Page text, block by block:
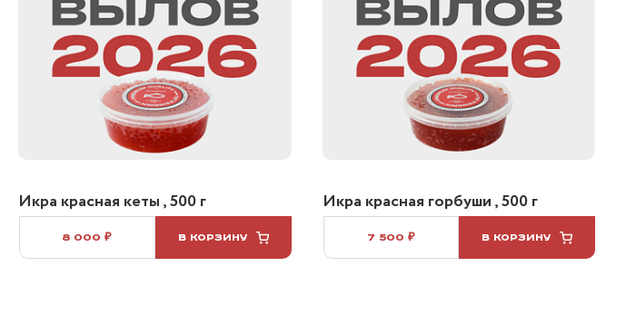
Икра красная кеты , 500 г
8 000 ₽ В КОРЗИНУ
Икра красная горбуши , 500 г
7 500 ₽ В КОРЗИНУ